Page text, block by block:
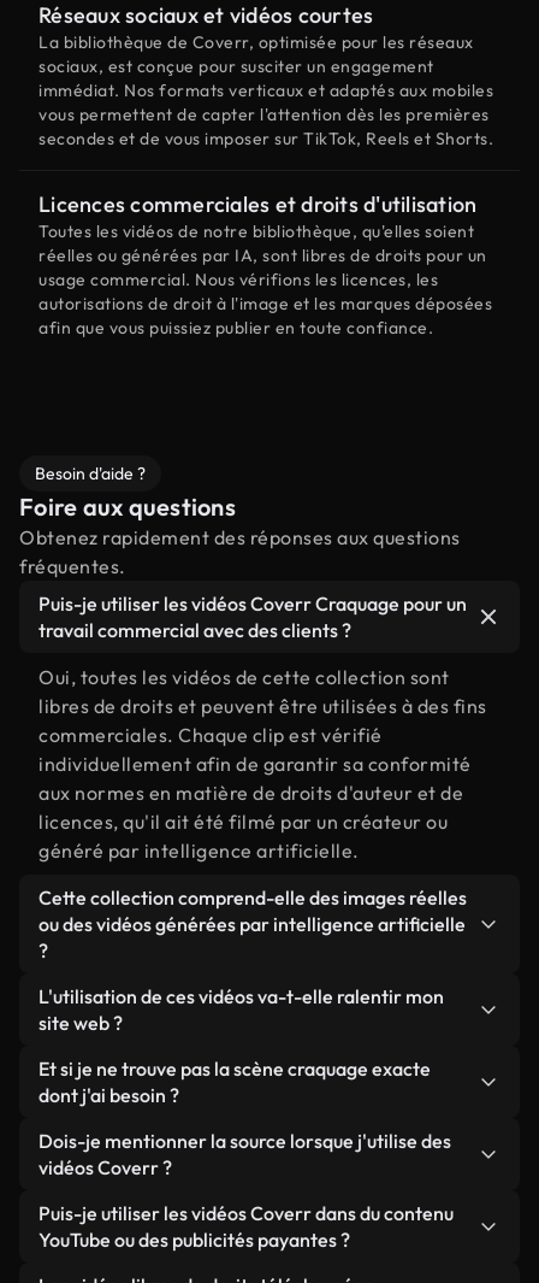
Réseaux sociaux et vidéos courtes
La bibliothèque de Coverr, optimisée pour les réseaux
sociaux, est conçue pour susciter un engagement
immédiat. Nos formats verticaux et adaptés aux mobiles
vous permettent de capter l'attention dès les premières
secondes et de vous imposer sur TikTok, Reels et Shorts.
Licences commerciales et droits d'utilisation
Toutes les vidéos de notre bibliothèque, qu'elles soient
réelles ou générées par IA, sont libres de droits pour un
usage commercial. Nous vérifions les licences, les
autorisations de droit à l'image et les marques déposées
afin que vous puissiez publier en toute confiance.
Besoin d'aide ?
Foire aux questions
Obtenez rapidement des réponses aux questions
fréquentes.
Puis-je utiliser les vidéos Coverr Craquage pour un
travail commercial avec des clients ?
Oui, toutes les vidéos de cette collection sont
libres de droits et peuvent être utilisées à des fins
commerciales. Chaque clip est vérifié
individuellement afin de garantir sa conformité
aux normes en matière de droits d'auteur et de
licences, qu'il ait été filmé par un créateur ou
généré par intelligence artificielle.
Cette collection comprend-elle des images réelles
ou des vidéos générées par intelligence artificielle
?
Les deux. Il s'agit d'une bibliothèque hybride
composée de véritables images filmées par des
générées par IA. Chaque vidéo est clairement
identifiée afin que vous sachiez toujours ce que
vous utilisez.
L'utilisation de ces vidéos va-t-elle ralentir mon
site web ?
Sauf si vous choisissez nos versions optimisées.
Nous proposons des formats légers, prêts pour le
ils conservent une qualité élevée tout en
minimisant les temps de chargement et en
améliorant des indicateurs comme le LCP.
Et si je ne trouve pas la scène craquage exacte
dont j'ai besoin ?
Vous pouvez en créer une instantanément avec
Coverr AI Studio. Il vous suffit de décrire la scène,
le Studio générera en quelques secondes une vidéo
personnalisée conforme à nos normes de licence.
Dois-je mentionner la source lorsque j'utilise des
vidéos Coverr ?
Aucune attribution n'est requise. Toutes les vidéos
de notre bibliothèque sont libres de droits et
Puis-je utiliser les vidéos Coverr dans du contenu
YouTube ou des publicités payantes ?
Oui. Toutes les séquences vidéo de Coverr peuvent